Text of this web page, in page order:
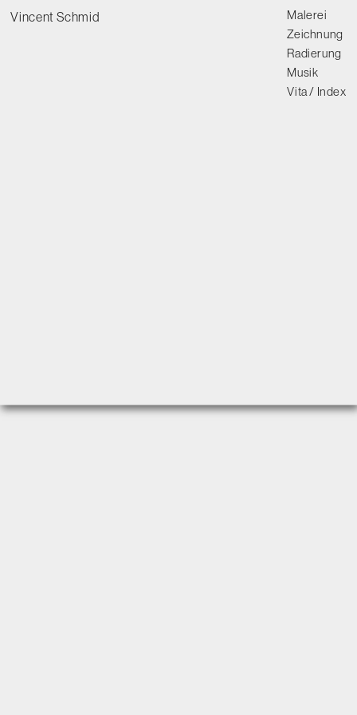
Malerei
Zeichnung
Radierung
Musik
Vita / Index
Vincent Schmid